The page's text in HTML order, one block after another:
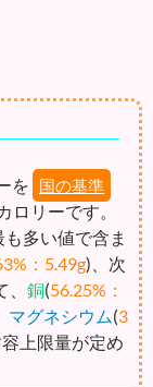
を 国の基準
ロリーです。
多い値で含ま
：5.49g)、次
銅(56.25%：
マグネシウム(3
上限量が定め